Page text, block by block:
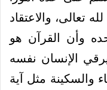
تعالى، والاعتقاد
وأن القرآن هو
الإنسان نفسه
والسكينة مثل آية